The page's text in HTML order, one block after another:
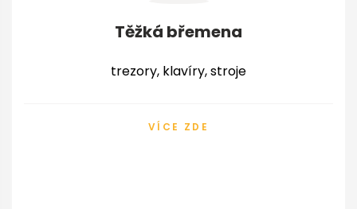
Těžká břemena
trezory, klavíry, stroje
VÍCE ZDE